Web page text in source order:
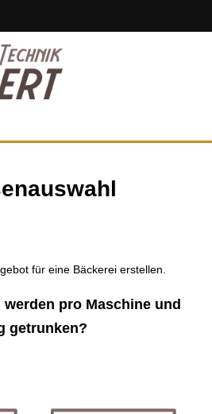
für eine Bäckerei erstellen.
werden pro Maschine und
getrunken?